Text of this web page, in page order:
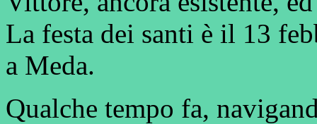
La festa dei santi è il 13
a Meda.
Qualche tempo fa,